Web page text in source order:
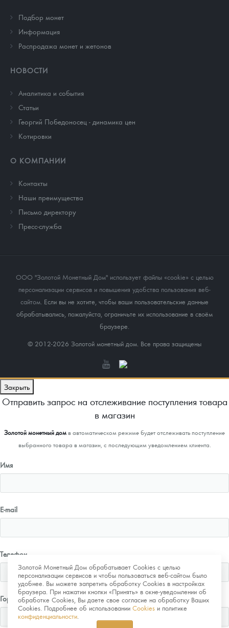
Подбор монет
Информация
Распродажа монет и жетонов
НОВОСТИ
Аналитика и события
Cтатьи
Георгий Победоносец - динамика цен
Котировки
О КОМПАНИИ
Контакты
Наши преимущества
Письмо директору
Пресс-служба
ООО "Золотой Монетный Дом" использует файлы «cookie» с целью
персонализации сервисов и повышения удобства пользования веб-
сайтом. Если вы не хотите, чтобы ваши пользовательские данные
обрабатывались, пожалуйста, ограничьте их использование в своём
браузере.
© 2012-2026 Золотой монетный дом. Все права защищены
Золотой Монетный Дом обрабатывает Cookies с целью
персонализации сервисов и чтобы пользоваться веб-сайтом было
удобнее. Вы можете запретить обработку Cookies в настройках
браузера. При нажатии кнопки «Принять» в окне-уведомлении об
обработке Cookies, Вы даете свое согласие на обработку Ваших
Cookies. Подробнее об использовании Cookies и политике
конфиденциальности
Закрыть
Отправить запрос на отслеживание поступления товара
в магазин
Золотой монетный домв автоматическом режиме будет отслеживать поступление
выбранного товара в магазин, с последующим уведомлением клиента.
Имя
E-mail
Телефон
Город